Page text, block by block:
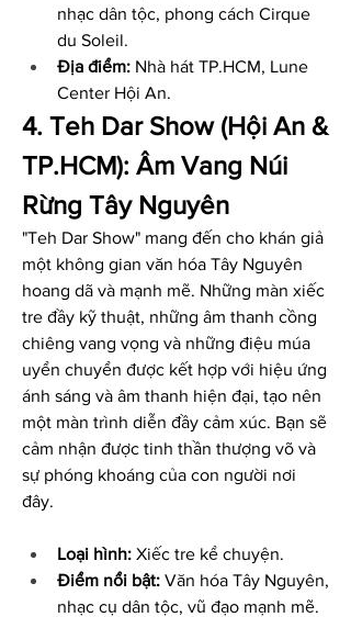
nhạc dân tộc, phong cách Cirque
du Soleil.
Địa điểm: Nhà hát TP.HCM, Lune
Center Hội An.
4. Teh Dar Show (Hội An &
TP.HCM): Âm Vang Núi
Rừng Tây Nguyên
"Teh Dar Show" mang đến cho khán giả
một không gian văn hóa Tây Nguyên
hoang dã và mạnh mẽ. Những màn xiếc
tre đầy kỹ thuật, những âm thanh cồng
chiêng vang vọng và những điệu múa
uyển chuyển được kết hợp với hiệu ứng
ánh sáng và âm thanh hiện đại, tạo nên
một màn trình diễn đầy cảm xúc. Bạn sẽ
cảm nhận được tinh thần thượng võ và
sự phóng khoáng của con người nơi
đây.
Loại hình: Xiếc tre kể chuyện.
Điểm nổi bật: Văn hóa Tây Nguyên,
nhạc cụ dân tộc, vũ đạo mạnh mẽ.